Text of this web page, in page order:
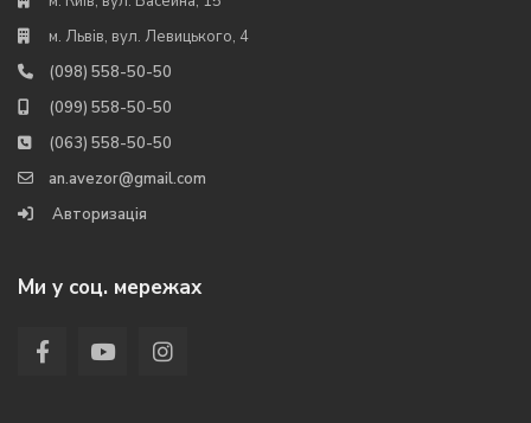
м. Львів, вул. Левицького, 4
(098) 558-50-50
(099) 558-50-50
(063) 558-50-50
an.avezor@gmail.com
Авторизація
Ми у соц. мережах